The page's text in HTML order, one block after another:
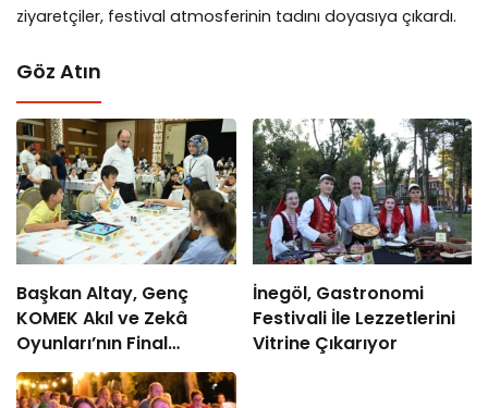
ziyaretçiler, festival atmosferinin tadını doyasıya çıkardı.
Göz Atın
Başkan Altay, Genç
KOMEK Akıl ve Zekâ
Oyunları’nın Final
Turunda Öğrencilerin
Heyecanını Paylaştı
İnegöl, Gastronomi
Festivali İle Lezzetlerini
Vitrine Çıkarıyor